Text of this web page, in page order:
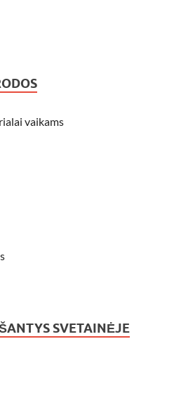
vaikams
SVETAINĖJE